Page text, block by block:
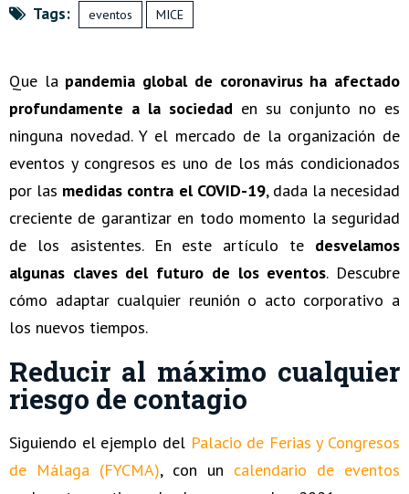
Tags: eventos MICE
Que la pandemia global de coronavirus ha afectado
profundamente a la sociedad en su conjunto no es
ninguna novedad. Y el mercado de la organización de
eventos y congresos es uno de los más condicionados
por las medidas contra el COVID-19, dada la necesidad
creciente de garantizar en todo momento la seguridad
de los asistentes. En este artículo te desvelamos
algunas claves del futuro de los eventos. Descubre
cómo adaptar cualquier reunión o acto corporativo a
los nuevos tiempos.
Reducir al máximo cualquier
riesgo de contagio
Siguiendo el ejemplo delPalacio de Ferias y Congresos
de Málaga (FYCMA), con un calendario de eventos